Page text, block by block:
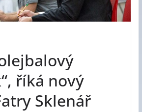
říká nový
Sklenář